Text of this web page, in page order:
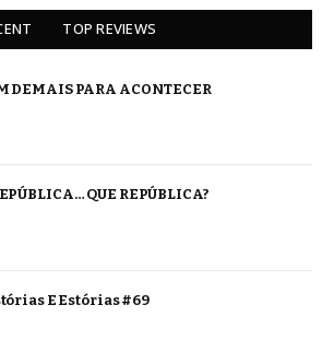
TOP REVIEWS
DEMAIS PARA ACONTECER
QUE REPÚBLICA?
E Estórias #69